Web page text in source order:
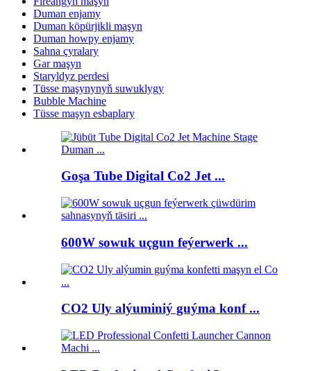
Duman enjamy
Duman köpürjikli maşyn
Duman howpy enjamy
Sahna çyralary
Gar maşyn
Staryldyz perdesi
Tüsse maşynynyň suwuklygy
Bubble Machine
Tüsse maşyn esbaplary
Goşa Tube Digital Co2 Jet ...
600W sowuk uçgun feýerwerk ...
CO2 Uly alýuminiý guýma konf ...